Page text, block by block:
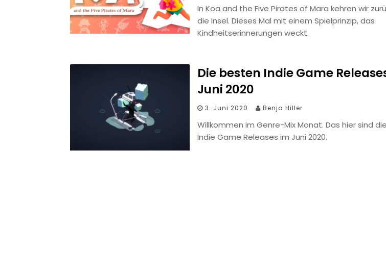
In Koa and the Five Pirates of Mara kehren wir
die Insel. Dieses Mal mit einem Spielprinzip, das
Kindheitserinnerungen weckt.
Die besten Indie Game
Juni 2020
3. Juni 2020 Benja Hiller
Willkommen im Genre-Mix Monat. Das hier sind
Indie Game Releases im Juni 2020.